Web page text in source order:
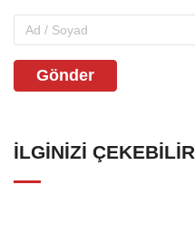
Gönder
İLGINIZI ÇEKEBILIR